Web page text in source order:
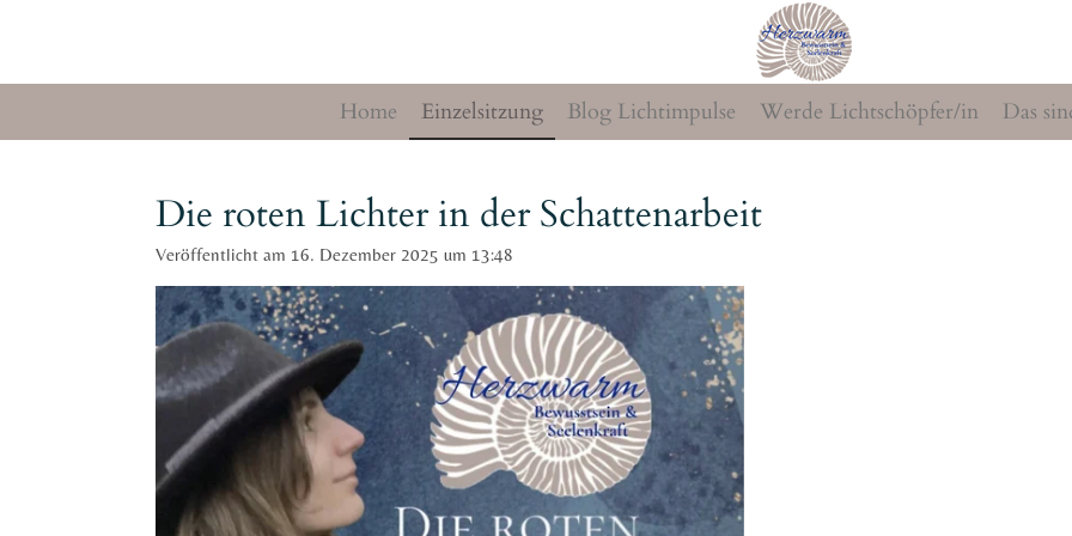
Home Einzelsitzung Blog Lichtimpulse Werde Lichtschöpfer/in Das
Die roten Lichter in der Schattenarbeit
Veröffentlicht am 16. Dezember 2025 um 13:48